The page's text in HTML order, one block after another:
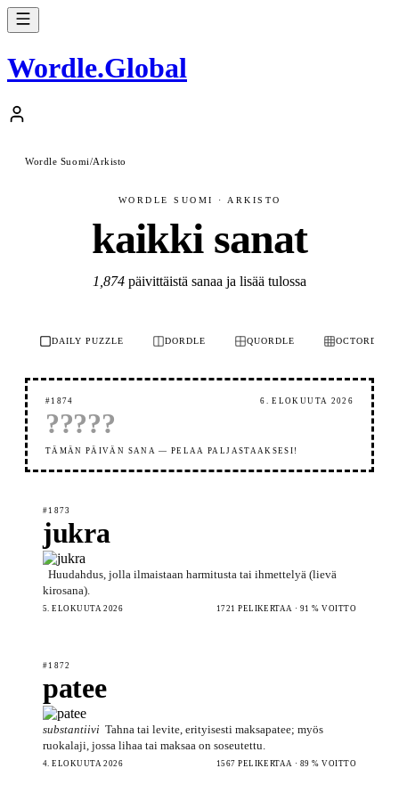
Wordle.Global
Wordle Suomi/Arkisto
WORDLE SUOMI · ARKISTO
kaikki sanat
1,874 päivittäistä sanaa ja lisää tulossa
DAILY PUZZLE DORDLE QUORDLE OCTORDLE
#1874 6. ELOKUUTA 2026
?????
TÄMÄN PÄIVÄN SANA — PELAA PALJASTAAKSESI!
#1873
jukra
Huudahdus, jolla ilmaistaan harmitusta tai ihmettelyä (lievä
kirosana).
5. ELOKUUTA 2026 1721 PELIKERTAA · 91 % VOITTO
#1872
patee
substantiivi Tahna tai levite, erityisesti maksapatee; myös
ruokalaji, jossa lihaa tai maksaa on soseutettu.
4. ELOKUUTA 2026 1567 PELIKERTAA · 89 % VOITTO